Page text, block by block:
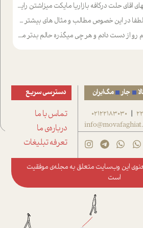
هرکدام خلاصه شده ش تومجله از طریق سایت هم خوبه اینکه درزیر اخرصفحه گذاشته شده خب ادم خبره میره نصب میکنه میخونه ولی هرکسی گوشیش ظرفیتش نداره باتشکر
در این خصوص مطالب و مثال های بیشتر ی ارایه دهید
جار مگ‌ایران
|
02122183030
دسترسی سریع
تماس با ما
درباره‌ی ما
تعرفه تبلیغات
این وب‌سایت متعلق به مجله‌ی موفقیت
است